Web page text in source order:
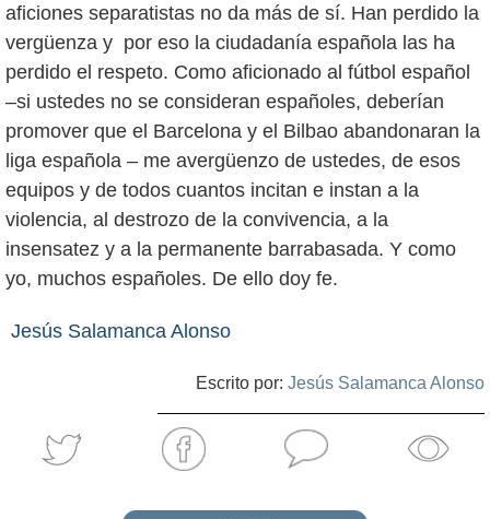
aficiones separatistas no da más de sí. Han perdido la
vergüenza y por eso la ciudadanía española las ha
perdido el respeto. Como aficionado al fútbol español
–si ustedes no se consideran españoles, deberían
promover que el Barcelona y el Bilbao abandonaran la
liga española – me avergüenzo de ustedes, de esos
equipos y de todos cuantos incitan e instan a la
violencia, al destrozo de la convivencia, a la
insensatez y a la permanente barrabasada. Y como
yo, muchos españoles. De ello doy fe.
Jesús Salamanca Alonso
Escrito por: Jesús Salamanca Alonso